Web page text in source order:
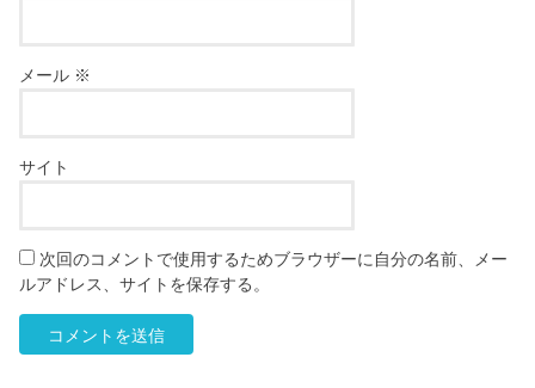
メール ※
サイト
次回のコメントで使用するためブラウザーに自分の名前、メー
ルアドレス、サイトを保存する。